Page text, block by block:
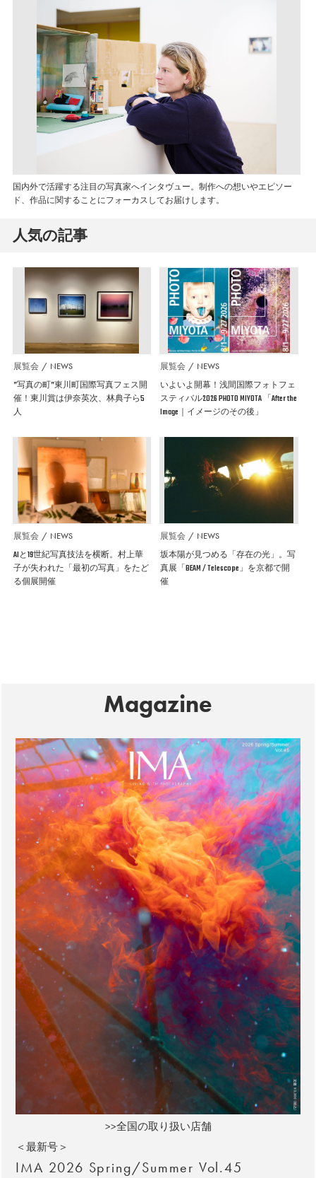
国内外で活躍する注目の写真家へインタヴュー。制作への想いやエピソー
ド、作品に関することにフォーカスしてお届けします。
人気の記事
展覧会 NEWS
”写真の町”東川町国際写真フェス開
催！東川賞は伊奈英次、林典子ら5
人
展覧会 NEWS
いよいよ開幕！浅間国際フォトフェ
スティバル2026 PHOTO MIYOTA 「After the
Image｜イメージのその後」
展覧会 NEWS
AIと19世紀写真技法を横断。村上華
子が失われた「最初の写真」をたど
る個展開催
展覧会 NEWS
坂本陽が見つめる「存在の光」。写
真展「BEAM / Telescope」を京都で開
催
Magazine
>>全国の取り扱い店舗
＜最新号＞
IMA 2026 Spring/Summer Vol.45